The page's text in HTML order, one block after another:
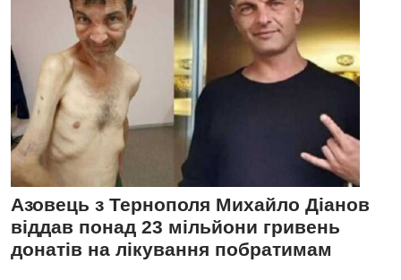
Азовець з Тернополя Михайло Діанов
віддав понад 23 мільйони гривень
донатів на лікування побратимам